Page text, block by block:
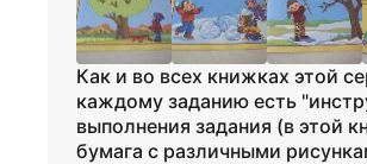
Как и во всех книжках этой
каждому заданию есть
выполнения задания (в этой
бумага с различными